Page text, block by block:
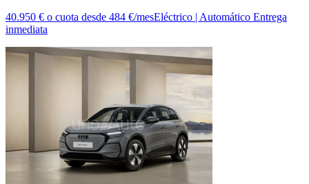
40.950 € o cuota desde 484 €/mesEléctrico | Automático Entrega
inmediata